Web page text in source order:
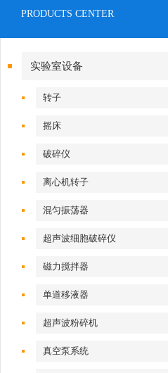
PRODUCTS CENTER
实验室设备
转子
摇床
破碎仪
离心机转子
混匀振荡器
超声波细胞破碎仪
磁力搅拌器
单道移液器
超声波粉碎机
真空泵系统